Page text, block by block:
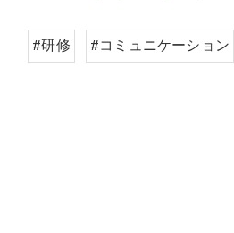
#研修 #コミュニケーション